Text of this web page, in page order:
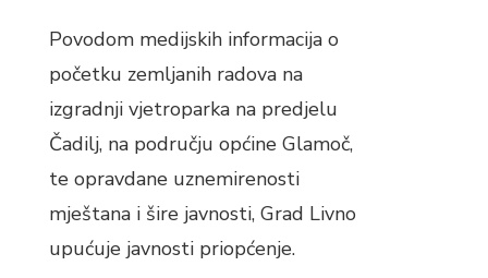
Povodom medijskih informacija o
početku zemljanih radova na
izgradnji vjetroparka na predjelu
Čadilj, na području općine Glamoč,
te opravdane uznemirenosti
mještana i šire javnosti, Grad Livno
upućuje javnosti priopćenje.